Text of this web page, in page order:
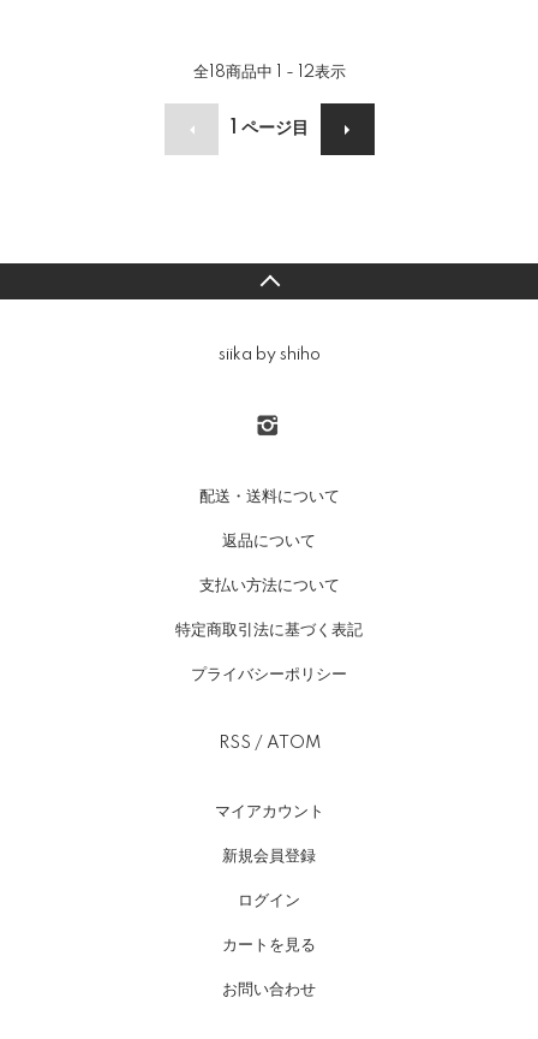
全18商品中 1 - 12表示
ページ目
siika by shiho
配送・送料について
返品について
支払い方法について
特定商取引法に基づく表記
プライバシーポリシー
RSS / ATOM
マイアカウント
新規会員登録
ログイン
カートを見る
お問い合わせ